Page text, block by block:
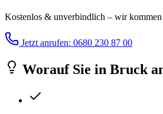
Kostenlos & unverbindlich – wir kommen
Jetzt anrufen: 0680 230 87 00
Worauf Sie in Bruck